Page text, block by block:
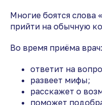
Многие боятся слова
прийти на обычную
Во время приёма врач:
ответит на
развеет мифы;
расскажет о
поможет